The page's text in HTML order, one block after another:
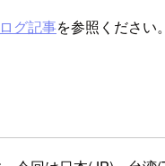
グ記事を参照ください。